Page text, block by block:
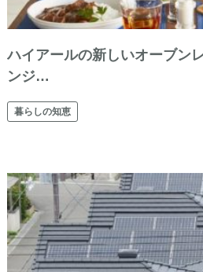
ハイアールの新しいオーブン
ンジ…
暮らしの知恵